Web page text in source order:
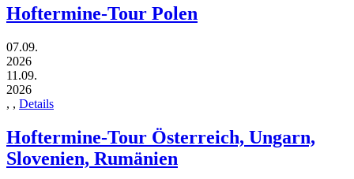
Hoftermine-Tour Polen
07.09.
2026
11.09.
2026
, , Details
Hoftermine-Tour Österreich, Ungarn,
Slovenien, Rumänien